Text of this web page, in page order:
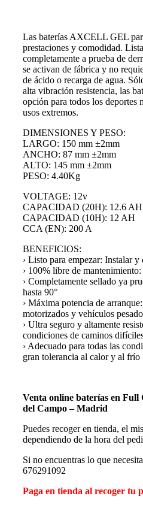
Las baterías AXCELL GEL
prestaciones y comodidad.
completamente a prueba de
se activan de fábrica y no
de ácido o recarga de agua.
alta vibración resistencia, las
opción para todos los deportes
usos extremos.
DIMENSIONES Y PESO:
LARGO: 150 mm ±2mm
ANCHO: 87 mm ±2mm
ALTO: 145 mm ±2mm
PESO: 4.40Kg
VOLTAGE: 12v
CAPACIDAD (20H): 12.6 AH
CAPACIDAD (10H): 12 AH
CCA (EN): 200 A
BENEFICIOS:
› Listo para empezar: Instalar
› 100% libre de
› Completamente sellado ya
hasta 90°
› Máxima potencia de
motorizados y vehículos
› Ultra seguro y altamente
condiciones de caminos
› Adecuado para todas las
gran tolerancia al calor y al frío
Venta online baterías en
del Campo – Madrid
Puedes recoger en tienda, el
dependiendo de la hora del
Si no encuentras lo que
676291092
Paga en tienda al recoger tu